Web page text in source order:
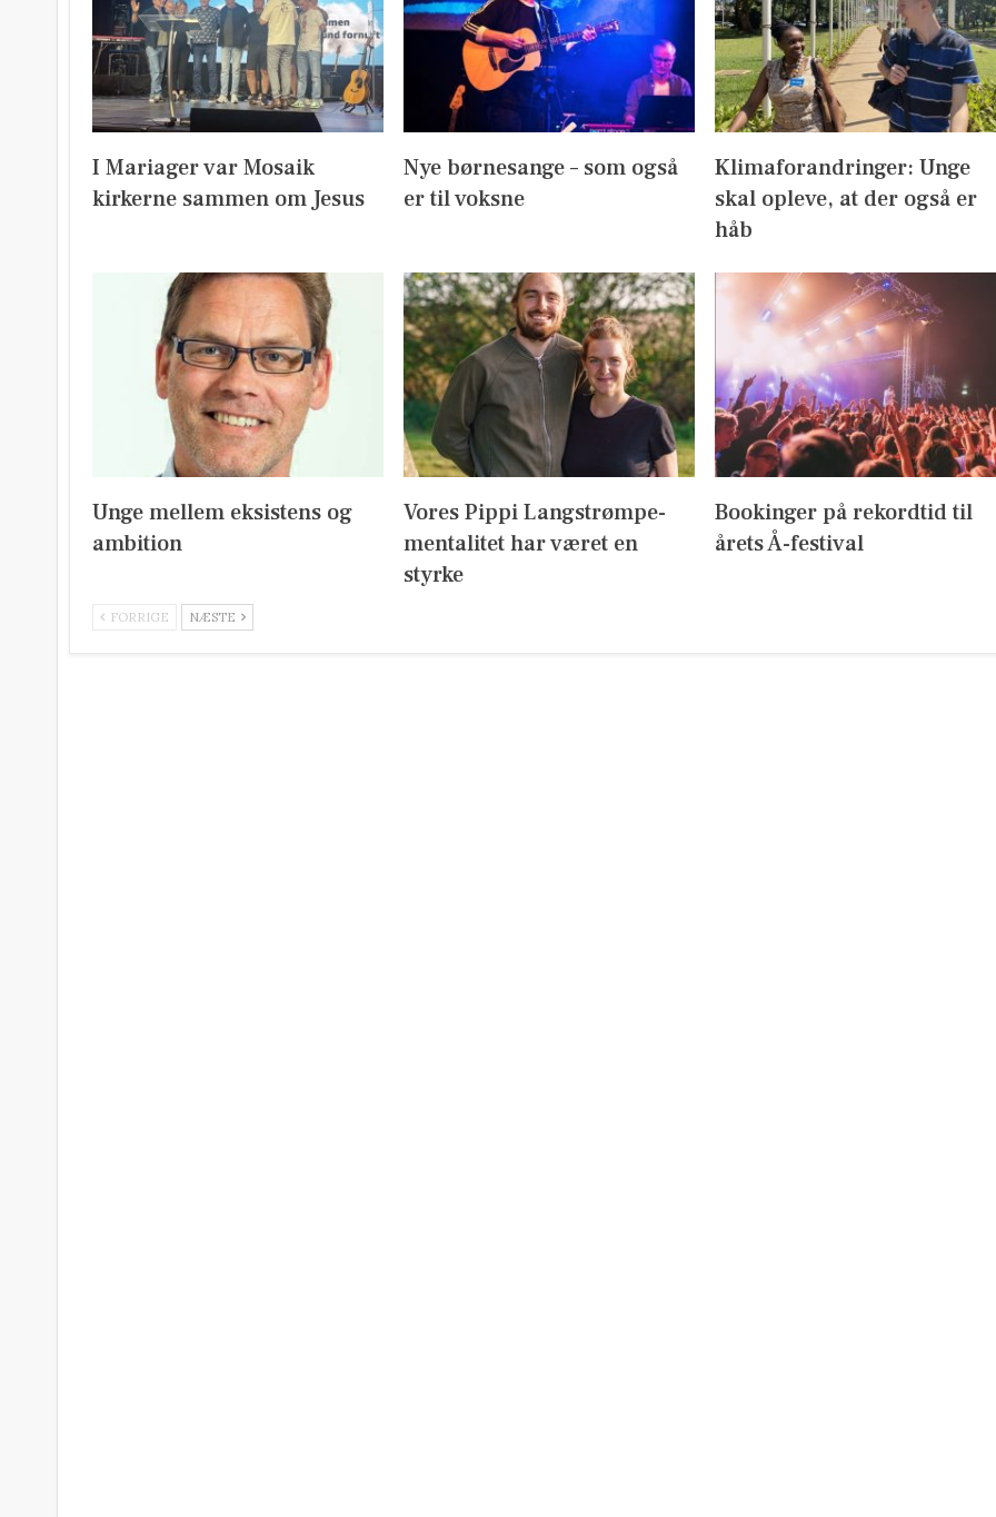
I Mariager var Mosaik
kirkerne sammen om Jesus
Nye børnesange – som også
er til voksne
Klimaforandringer: Unge
skal opleve, at der også er
håb
Unge mellem eksistens og
ambition
Vores Pippi Langstrømpe-
mentalitet har været en
styrke
Bookinger på rekordtid til
årets Å-festival
FORRIGE NÆSTE